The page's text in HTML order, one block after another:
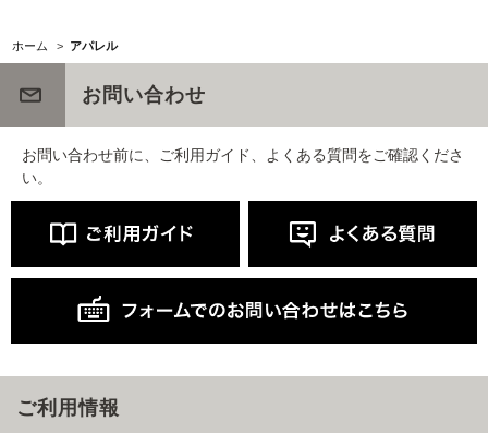
ホーム > アパレル
お問い合わせ
お問い合わせ前に、ご利用ガイド、よくある質問をご確認くださ
い。
ご利用情報